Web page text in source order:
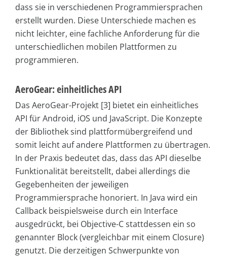
dass sie in verschiedenen Programmiersprachen
erstellt wurden. Diese Unterschiede machen es
nicht leichter, eine fachliche Anforderung für die
unterschiedlichen mobilen Plattformen zu
programmieren.
AeroGear: einheitliches API
Das AeroGear-Projekt [3] bietet ein einheitliches
API für Android, iOS und JavaScript. Die Konzepte
der Bibliothek sind plattformübergreifend und
somit leicht auf andere Plattformen zu übertragen.
In der Praxis bedeutet das, dass das API dieselbe
Funktionalität bereitstellt, dabei allerdings die
Gegebenheiten der jeweiligen
Programmiersprache honoriert. In Java wird ein
Callback beispielsweise durch ein Interface
ausgedrückt, bei Objective-C stattdessen ein so
genannter Block (vergleichbar mit einem Closure)
genutzt. Die derzeitigen Schwerpunkte von